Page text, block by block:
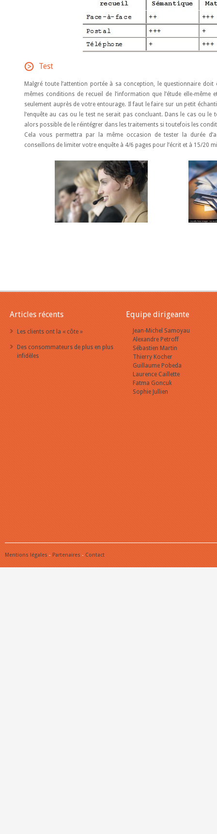
Test
Malgré toute l’attention portée à sa conception, le questionnaire doit
mêmes conditions de recueil de l’information que l’étude elle-
seulement auprès de votre entourage. Il faut le faire sur un petit
l‘enquête au cas ou le test ne serait pas concluant. Dans le cas ou
alors possible de le réintégrer dans les traitements si toutefois les
Cela vous permettra par la même occasion de tester la durée
conseillons de limiter votre enquête à 4/6 pages pour l’écrit et à 15/20
Articles récents
Les clients ont la « côte »
Des consommateurs de plus en plus
infidèles
Equipe dirigeante
Jean-Michel Samoyau
Alexandre Petroff
Sébastien Martin
Thierry Kocher
Guillaume Pobeda
Laurence Caillette
Fatma Goncuk
Sophie Jullien
Mentions légales - Partenaires - Contact